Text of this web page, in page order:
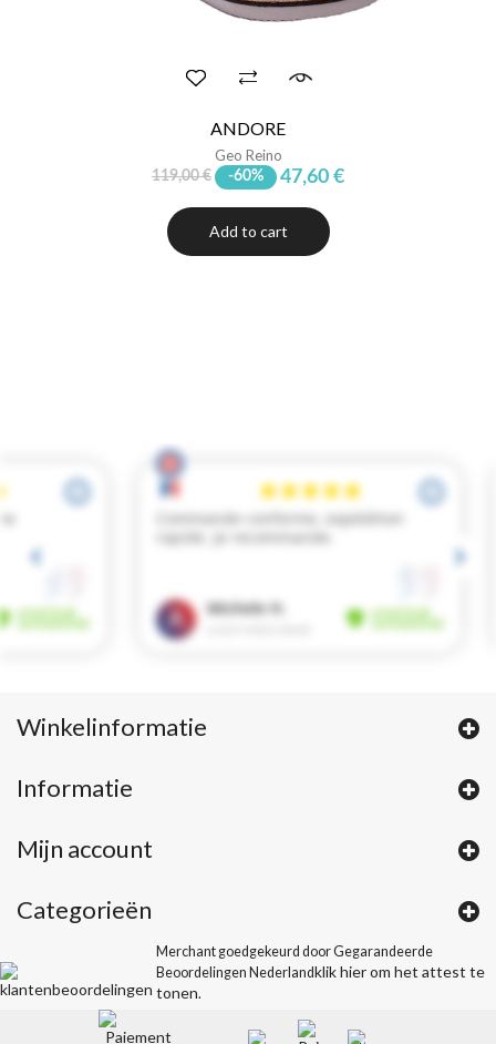
ANDORE
Geo Reino
119,00 € -60% 47,60 €
Add to cart
Winkelinformatie
Informatie
Mijn account
Categorieën
Merchant goedgekeurd door Gegarandeerde
Beoordelingen Nederlandklik hier om het attest te
tonen.